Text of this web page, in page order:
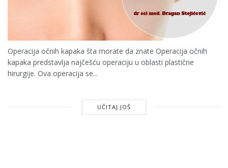
Operacija očnih kapaka šta morate da znate Operacija očnih
kapaka predstavlja najčešću operaciju u oblasti plastične
hirurgije. Ova operacija se...
UČITAJ JOŠ